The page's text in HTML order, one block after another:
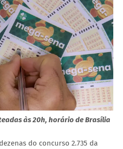
às 20h, horário de Brasília
do concurso 2.735 da